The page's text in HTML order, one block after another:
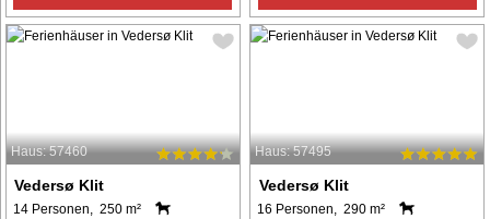
Haus: 57460
Vedersø Klit
14 Personen, 250 m²
Haus: 57495
Vedersø Klit
16 Personen, 290 m²